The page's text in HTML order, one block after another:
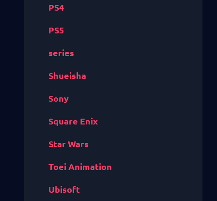
PS4
PS5
series
Shueisha
Sony
Square Enix
Star Wars
Toei Animation
Ubisoft